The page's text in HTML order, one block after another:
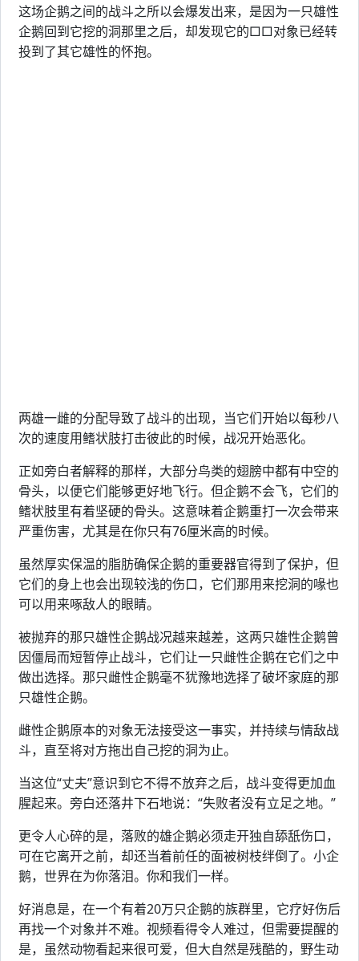
这场企鹅之间的战斗之所以会爆发出来，是因为一只雄性
企鹅回到它挖的洞那里之后，却发现它的□□对象已经转
投到了其它雄性的怀抱。
两雄一雌的分配导致了战斗的出现，当它们开始以每秒八
次的速度用鳍状肢打击彼此的时候，战况开始恶化。
正如旁白者解释的那样，大部分鸟类的翅膀中都有中空的
骨头，以便它们能够更好地飞行。但企鹅不会飞，它们的
鳍状肢里有着坚硬的骨头。这意味着企鹅重打一次会带来
严重伤害，尤其是在你只有76厘米高的时候。
虽然厚实保温的脂肪确保企鹅的重要器官得到了保护，但
它们的身上也会出现较浅的伤口，它们那用来挖洞的喙也
可以用来啄敌人的眼睛。
被抛弃的那只雄性企鹅战况越来越差，这两只雄性企鹅曾
因僵局而短暂停止战斗，它们让一只雌性企鹅在它们之中
做出选择。那只雌性企鹅毫不犹豫地选择了破坏家庭的那
只雄性企鹅。
雌性企鹅原本的对象无法接受这一事实，并持续与情敌战
斗，直至将对方拖出自己挖的洞为止。
当这位“丈夫”意识到它不得不放弃之后，战斗变得更加血
腥起来。旁白还落井下石地说：“失败者没有立足之地。”
更令人心碎的是，落败的雄企鹅必须走开独自舔舐伤口，
可在它离开之前，却还当着前任的面被树枝绊倒了。小企
鹅，世界在为你落泪。你和我们一样。
好消息是，在一个有着20万只企鹅的族群里，它疗好伤后
再找一个对象并不难。视频看得令人难过，但需要提醒的
是，虽然动物看起来很可爱，但大自然是残酷的，野生动